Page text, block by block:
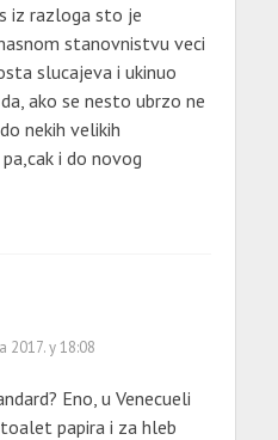
iz razloga sto je
stanovnistvu veci
slucajeva i ukinuo
ako se nesto ubrzo ne
nekih velikih
i do novog
2017. у 18:08
Eno, u Venecueli
papira i za hleb